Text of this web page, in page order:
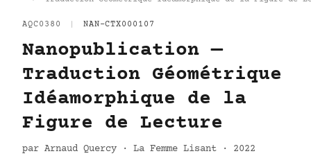
AQC0380 NAN-CTX000107
Nanopublication —
Traduction Géométrique
Idéamorphique de la
Figure de Lecture
par Arnaud Quercy · La Femme Lisant · 2022